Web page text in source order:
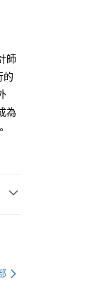
師
的
為